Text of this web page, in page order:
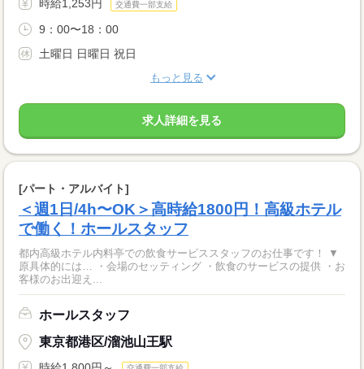
時給1,253円 交通費一部支給
9：00〜18：00
土曜日 日曜日 祝日
もっと見る
求人詳細を見る
[パート・アルバイト]
＜週1日/4h〜OK＞高時給1800円！高級ホテル
で働く！ホールスタッフ
都内高級ホテル内料亭での飲食サービススタッフのお仕事です！ ▼
原具体的には… ・会場のセッティング ・飲食のサービスの提供 ・お
客様のお出迎え...
ホールスタッフ
東京都港区/溜池山王駅